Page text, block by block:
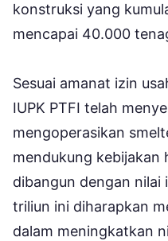
konstruksi yang
mencapai 40.000
Sesuai amanat izin
IUPK PTFI telah
mengoperasikan
mendukung kebijakan
dibangun dengan nilai
triliun ini diharapkan
dalam meningkatkan